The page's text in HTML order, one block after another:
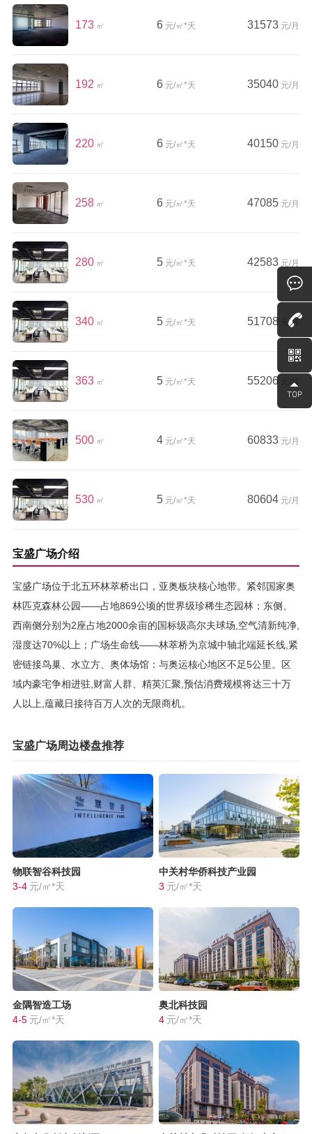
173 ㎡ 6 元/㎡*天 31573 元/月
192 ㎡ 6 元/㎡*天 35040 元/月
220 ㎡ 6 元/㎡*天 40150 元/月
258 ㎡ 6 元/㎡*天 47085 元/月
280 ㎡ 5 元/㎡*天 42583 元/月
340 ㎡ 5 元/㎡*天 51708 元/月
363 ㎡ 5 元/㎡*天 55206 元/月
500 ㎡ 4 元/㎡*天 60833 元/月
530 ㎡ 5 元/㎡*天 80604 元/月
宝盛广场介绍
宝盛广场位于北五环林萃桥出口，亚奥板块核心地带。紧邻国家奥
林匹克森林公园——占地869公顷的世界级珍稀生态园林；东侧、
西南侧分别为2座占地2000余亩的国标级高尔夫球场,空气清新纯净,
湿度达70%以上；广场生命线——林萃桥为京城中轴北端延长线,紧
密链接鸟巢、水立方、奥体场馆：与奥运核心地区不足5公里。区
域内豪宅争相进驻,财富人群、精英汇聚,预估消费规模将达三十万
人以上,蕴藏日接待百万人次的无限商机。
宝盛广场周边楼盘推荐
物联智谷科技园
3-4 元/㎡*天
中关村华侨科技产业园
3 元/㎡*天
金隅智造工场
4-5 元/㎡*天
奥北科技园
4 元/㎡*天